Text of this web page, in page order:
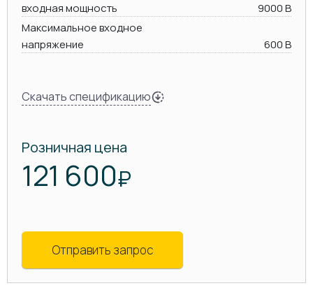
входная мощность
9000 В
Максимальное входное
напряжение
600 В
Скачать спецификацию
Розничная цена
121 600₽
Отправить запрос